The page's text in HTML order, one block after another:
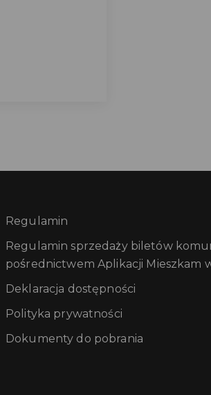
Regulamin
Regulamin sprzedaży biletów
pośrednictwem Aplikacji Mieszkam
Deklaracja dostępności
Polityka prywatności
Dokumenty do pobrania